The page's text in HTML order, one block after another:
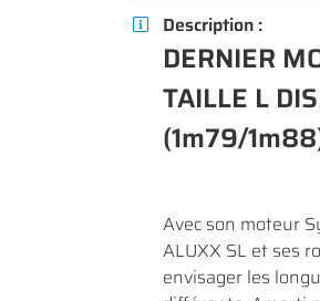
 Description :
DERNIER
TAILLE L
(1m79/
Avec son moteur
ALUXX SL et ses
envisager les